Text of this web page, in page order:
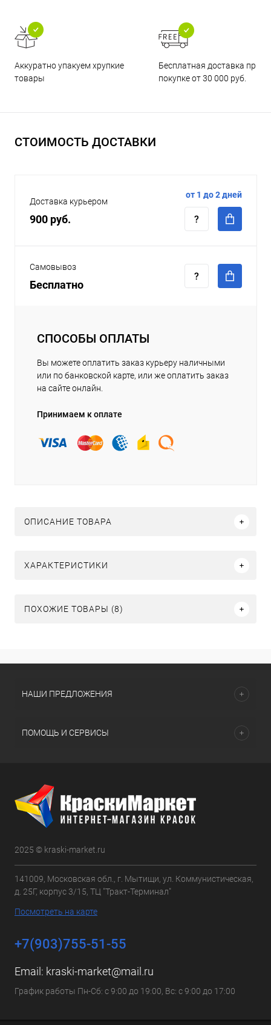
Аккуратно упакуем хрупкие
товары
Бесплатная доставка при
покупке от 30 000 руб.
СТОИМОСТЬ ДОСТАВКИ
Доставка курьером
900 руб.
от 1 до 2 дней
Самовывоз
Бесплатно
СПОСОБЫ ОПЛАТЫ
Вы можете оплатить заказ курьеру наличными
или по банковской карте, или же оплатить заказ
на сайте онлайн.
Принимаем к оплате
ОПИСАНИЕ ТОВАРА
ХАРАКТЕРИСТИКИ
ПОХОЖИЕ ТОВАРЫ (8)
НАШИ ПРЕДЛОЖЕНИЯ
ПОМОЩЬ И СЕРВИСЫ
2025 © kraski-market.ru
141009, Московская обл., г. Мытищи, ул. Коммунистическая,
д. 25Г, корпус 3/15, ТЦ "Тракт-Терминал"
Посмотреть на карте
+7(903)755-51-55
Email: kraski-market@mail.ru
График работы Пн-Сб: с 9:00 до 19:00, Вс: с 9:00 до 17:00